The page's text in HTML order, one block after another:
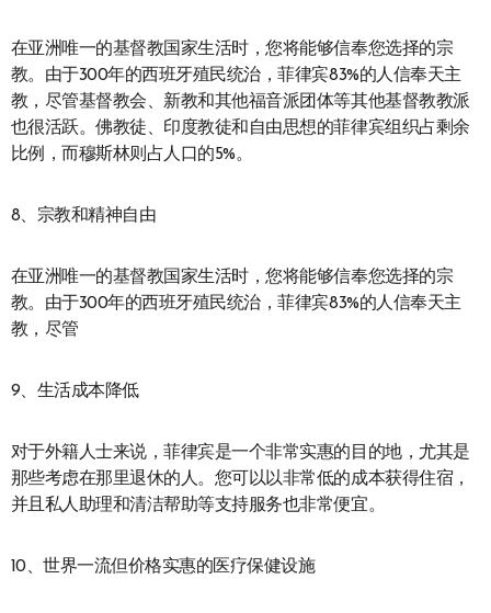
在亚洲唯一的基督教国家生活时，您将能够信奉您选择的宗
教。由于300年的西班牙殖民统治，菲律宾83%的人信奉天主
教，尽管基督教会、新教和其他福音派团体等其他基督教教派
也很活跃。佛教徒、印度教徒和自由思想的菲律宾组织占剩余
比例，而穆斯林则占人口的5%。
8、宗教和精神自由
在亚洲唯一的基督教国家生活时，您将能够信奉您选择的宗
教。由于300年的西班牙殖民统治，菲律宾83%的人信奉天主
教，尽管
9、生活成本降低
对于外籍人士来说，菲律宾是一个非常实惠的目的地，尤其是
那些考虑在那里退休的人。您可以以非常低的成本获得住宿，
并且私人助理和清洁帮助等支持服务也非常便宜。
10、世界一流但价格实惠的医疗保健设施